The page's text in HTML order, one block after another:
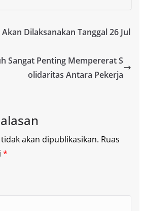
Dilaksanakan Tanggal 26 Jul
Sangat Penting Mempererat S
olidaritas Antara Pekerja
akan dipublikasikan. Ruas
*